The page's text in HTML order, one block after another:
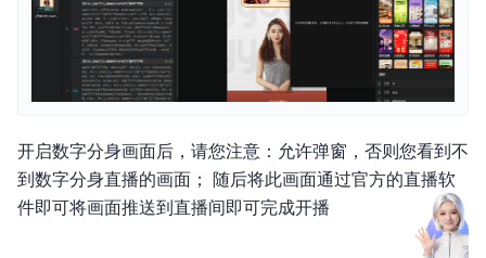
开启数字分身画面后，请您注意：允许弹窗，否则您看到不
到数字分身直播的画面； 随后将此画面通过官方的直播软
件即可将画面推送到直播间即可完成开播